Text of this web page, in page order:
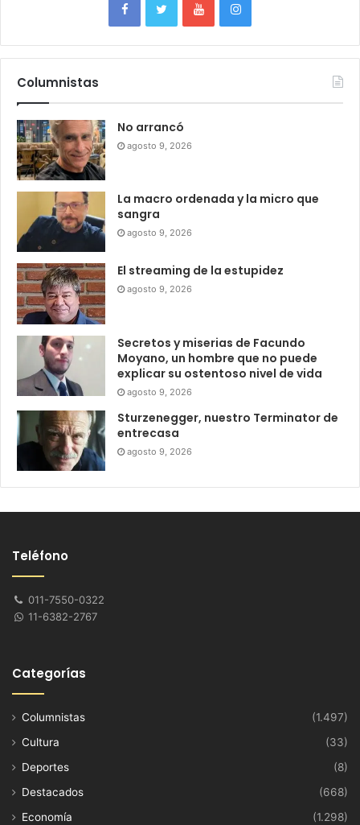
Columnistas
No arrancó
agosto 9, 2026
La macro ordenada y la micro que
sangra
agosto 9, 2026
El streaming de la estupidez
agosto 9, 2026
Secretos y miserias de Facundo
Moyano, un hombre que no puede
explicar su ostentoso nivel de vida
agosto 9, 2026
Sturzenegger, nuestro Terminator de
entrecasa
agosto 9, 2026
Teléfono
011-7550-0322
11-6382-2767
Categorías
Columnistas
(1.497)
Cultura
(33)
Deportes
(8)
Destacados
(668)
Economía
(1.298)